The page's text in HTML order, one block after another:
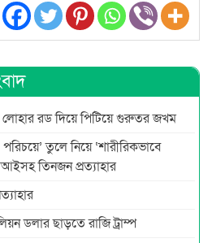
রড দিয়ে পিটিয়ে গুরুতর জখম
তুলে নিয়ে ‘শারীরিকভাবে
তিনজন প্রত্যাহার
ডলার ছাড়তে রাজি ট্রাম্প